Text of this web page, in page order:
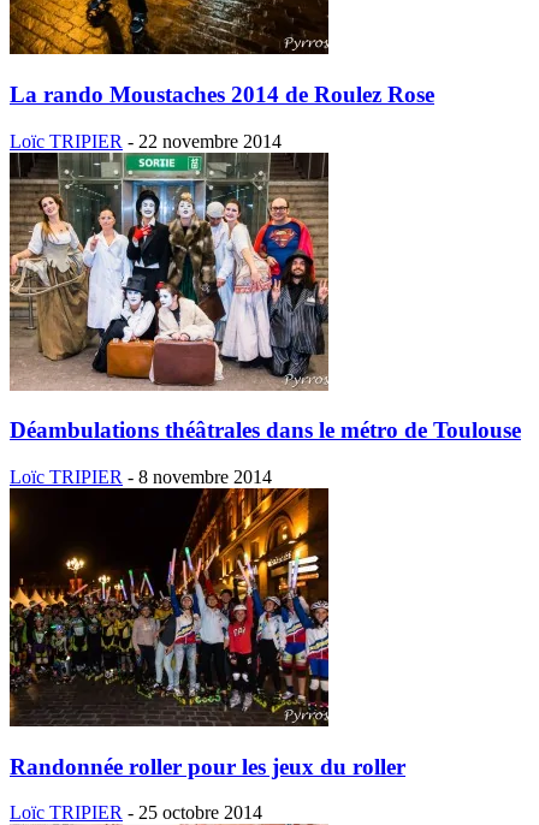
La rando Moustaches 2014 de Roulez Rose
Loïc TRIPIER - 22 novembre 2014
Déambulations théâtrales dans le métro de Toulouse
Loïc TRIPIER - 8 novembre 2014
Randonnée roller pour les jeux du roller
Loïc TRIPIER - 25 octobre 2014